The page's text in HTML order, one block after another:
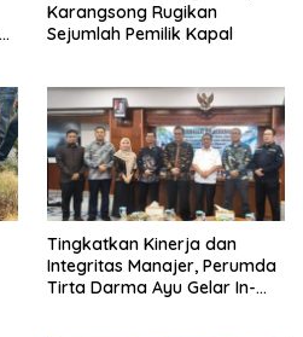
Karangsong Rugikan
Sejumlah Pemilik Kapal
‎Tingkatkan Kinerja dan
Integritas Manajer, Perumda
Tirta Darma Ayu Gelar In-